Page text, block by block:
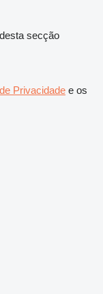
secção
Privacidade e os